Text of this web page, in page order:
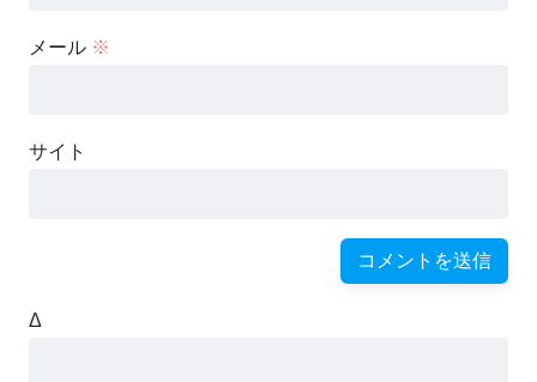
メール ※
サイト
Δ